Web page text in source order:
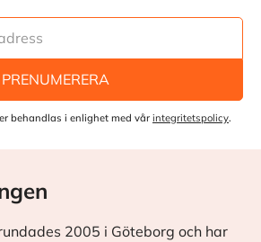
PRENUMERERA
behandlas i enlighet med vår integritetspolicy.
2005 i Göteborg och har